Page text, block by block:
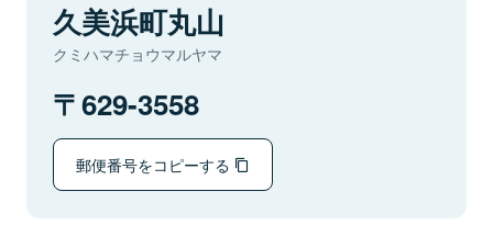
久美浜町丸山
クミハマチョウマルヤマ
629-3558
郵便番号をコピーする